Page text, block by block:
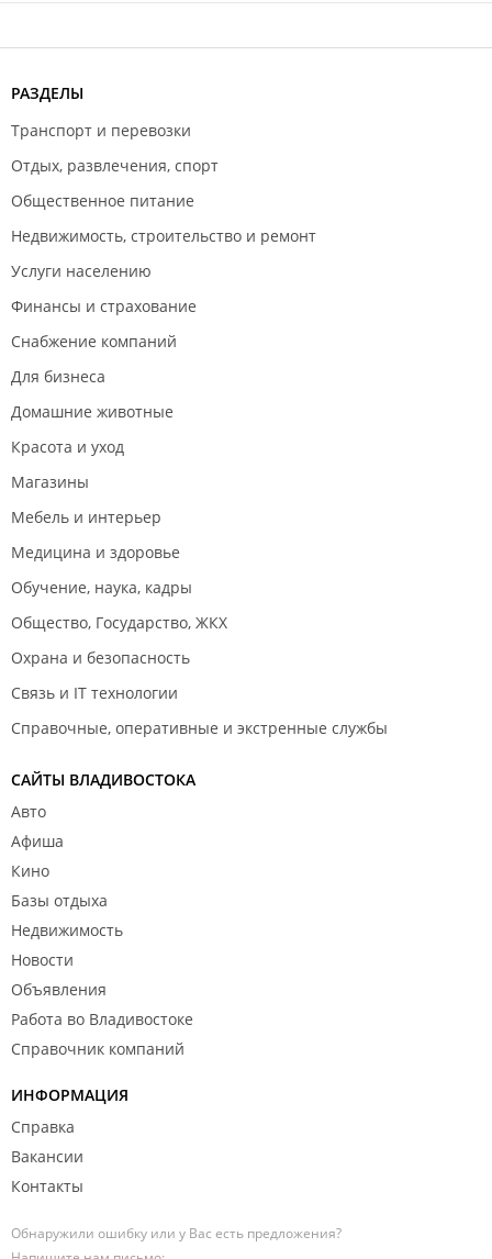
РАЗДЕЛЫ
Транспорт и перевозки
Отдых, развлечения, спорт
Общественное питание
Недвижимость, строительство и ремонт
Услуги населению
Финансы и страхование
Снабжение компаний
Для бизнеса
Домашние животные
Красота и уход
Магазины
Мебель и интерьер
Медицина и здоровье
Обучение, наука, кадры
Общество, Государство, ЖКХ
Охрана и безопасность
Связь и IT технологии
Справочные, оперативные и экстренные службы
САЙТЫ ВЛАДИВОСТОКА
Авто
Афиша
Кино
Базы отдыха
Недвижимость
Новости
Объявления
Работа во Владивостоке
Справочник компаний
ИНФОРМАЦИЯ
Справка
Вакансии
Контакты
Обнаружили ошибку или у Вас есть предложения?